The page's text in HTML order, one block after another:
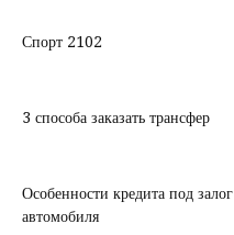
Спорт 2102
3 способа заказать трансфер
Особенности кредита под залог
автомобиля